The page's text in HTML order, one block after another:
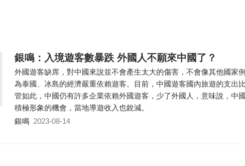
銀鳴：入境遊客數暴跌 外國人不願來中國了？
外國遊客缺席，對中國來說並不會產生太大的傷害，不會像其他國家
為泰國、冰島的經濟嚴重依賴遊客。目前，中國遊客國內旅遊的支出
管如此，中國仍有許多企業依賴外國遊客，少了外國人，意味說，中
積極形象的機會，當地導遊收入也銳減。
銀鳴 2023-08-14